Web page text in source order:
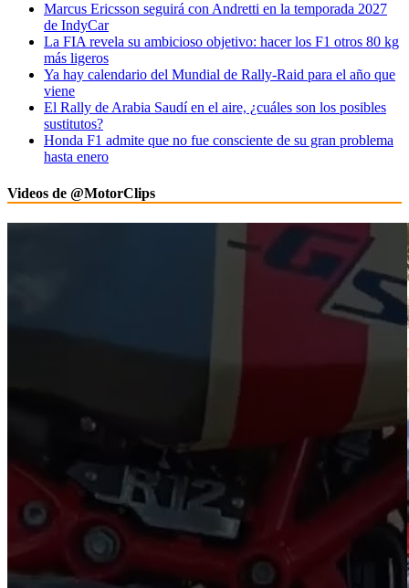
Marcus Ericsson seguirá con Andretti en la temporada 2027
de IndyCar
La FIA revela su ambicioso objetivo: hacer los F1 otros 80 kg
más ligeros
Ya hay calendario del Mundial de Rally-Raid para el año que
viene
El Rally de Arabia Saudí en el aire, ¿cuáles son los posibles
sustitutos?
Honda F1 admite que no fue consciente de su gran problema
hasta enero
Videos de @MotorClips